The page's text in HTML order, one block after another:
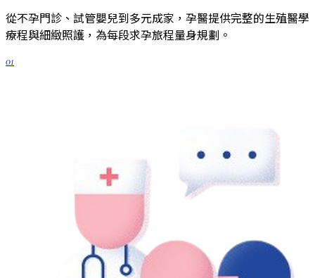
從不孕門診、試管嬰兒到多元成家，孕醫提供完整的生殖醫學
療程與細緻照護，為每段求孕旅程量身規劃。
01